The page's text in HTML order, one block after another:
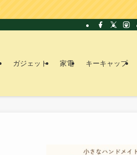
ガジェット 家電 キーキャップ